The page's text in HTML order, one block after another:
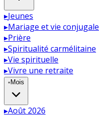
▸Jeunes
▸Mariage et vie conjugale
▸Prière
▸Spiritualité carmélitaine
▸Vie spirituelle
▸Vivre une retraite
◦ Mois
▸Août 2026